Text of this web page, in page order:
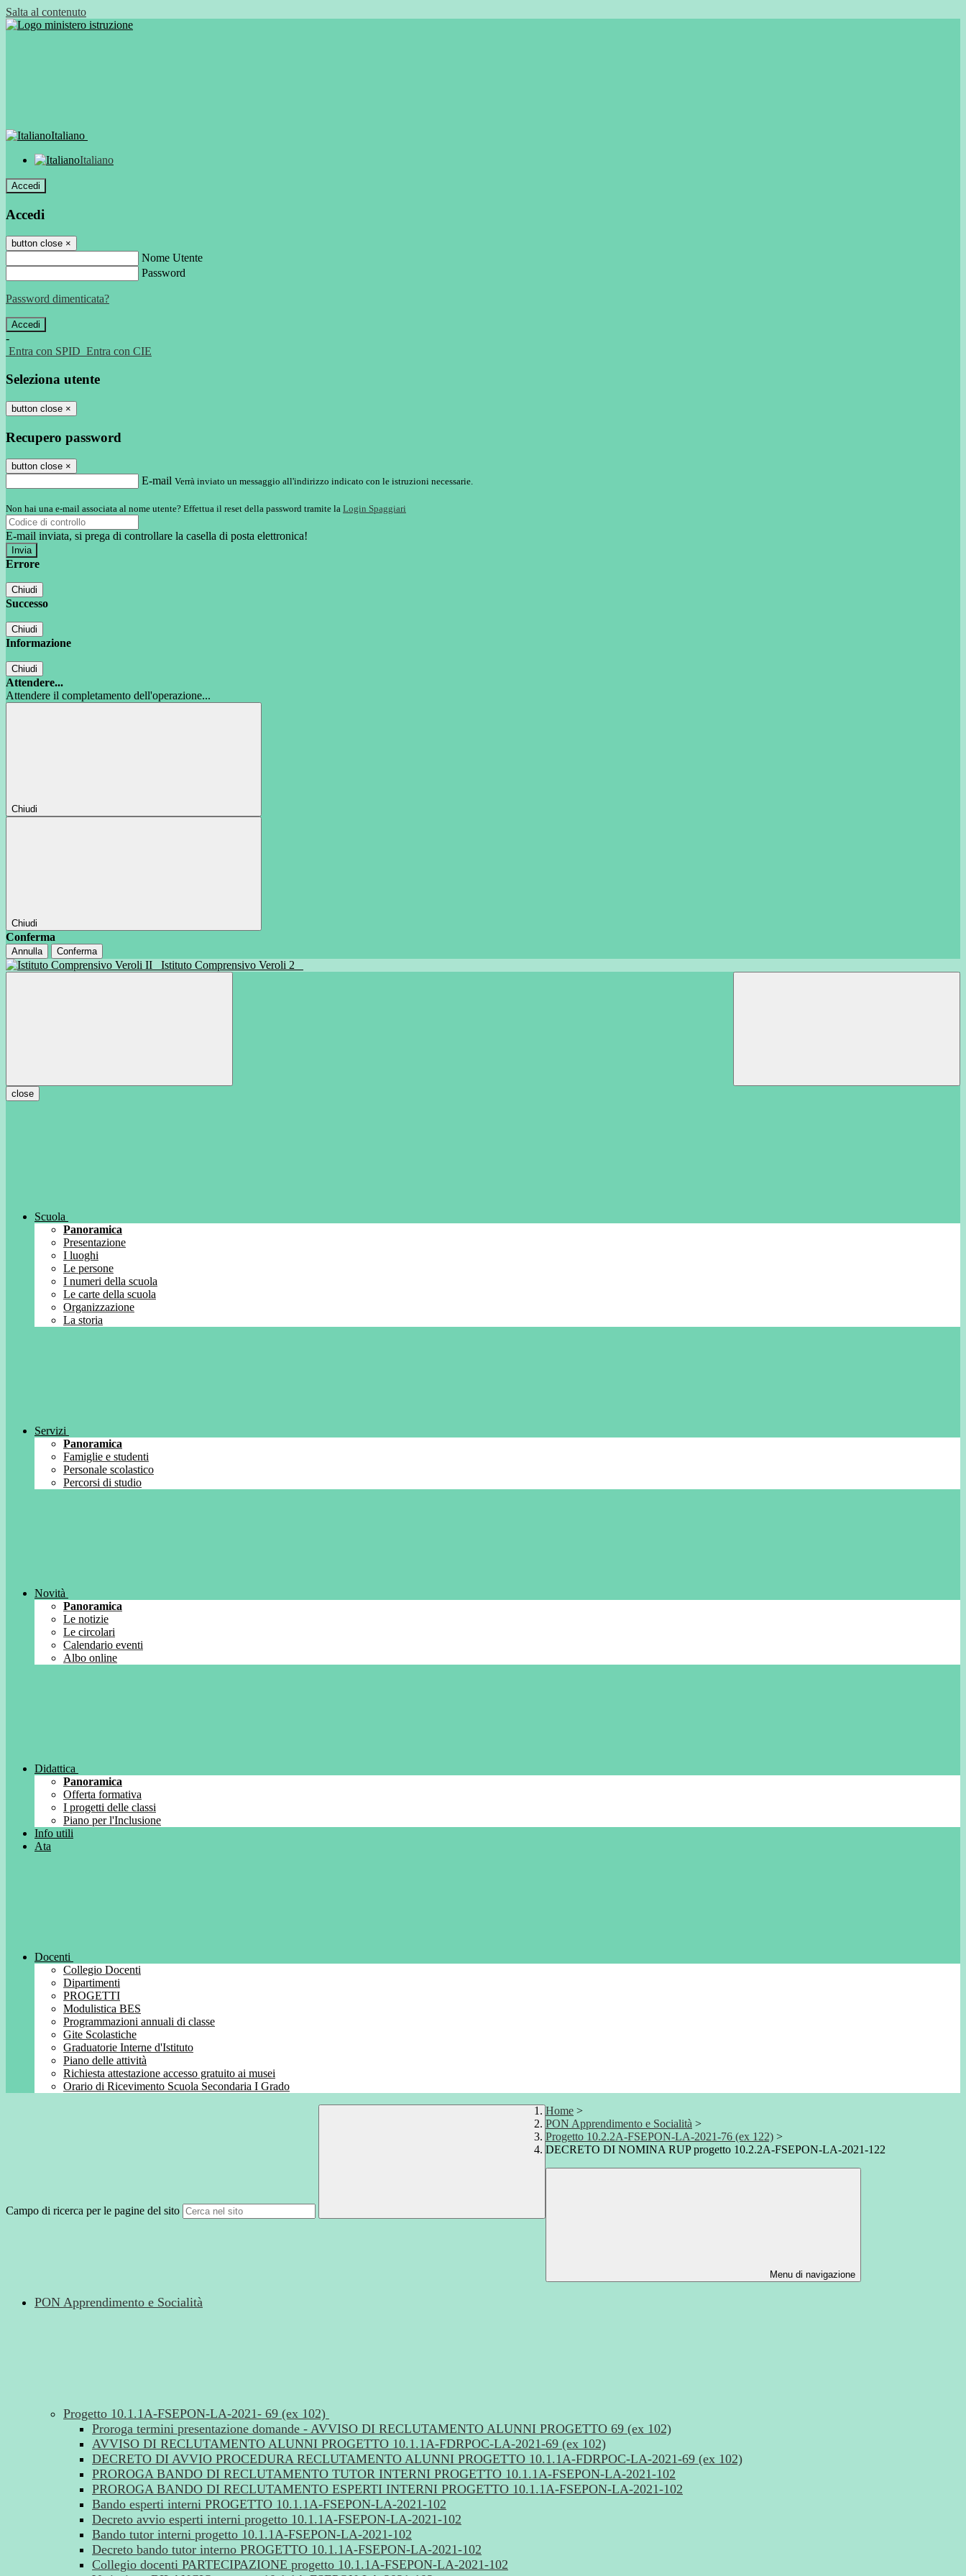
Salta al contenuto
Italiano
Italiano
Accedi
Accedi
button close ×
Nome Utente
Password
Password dimenticata?
-
Entra con SPID Entra con CIE
Seleziona utente
button close ×
Recupero password
button close ×
E-mail Verrà inviato un messaggio all'indirizzo indicato con le istruzioni necessarie.
Non hai una e-mail associata al nome utente? Effettua il reset della password tramite la Login Spaggiari
E-mail inviata, si prega di controllare la casella di posta elettronica!
Errore
Chiudi
Successo
Chiudi
Informazione
Chiudi
Attendere...
Attendere il completamento dell'operazione...
Chiudi
Chiudi
Conferma
Annulla Conferma
Istituto Comprensivo Veroli 2
close
Scuola
Panoramica
Presentazione
I luoghi
Le persone
I numeri della scuola
Le carte della scuola
Organizzazione
La storia
Servizi
Panoramica
Famiglie e studenti
Personale scolastico
Percorsi di studio
Novità
Panoramica
Le notizie
Le circolari
Calendario eventi
Albo online
Didattica
Panoramica
Offerta formativa
I progetti delle classi
Piano per l'Inclusione
Info utili
Ata
Docenti
Collegio Docenti
Dipartimenti
PROGETTI
Modulistica BES
Programmazioni annuali di classe
Gite Scolastiche
Graduatorie Interne d'Istituto
Piano delle attività
Richiesta attestazione accesso gratuito ai musei
Orario di Ricevimento Scuola Secondaria I Grado
Campo di ricerca per le pagine del sito
Home >
PON Apprendimento e Socialità >
Progetto 10.2.2A-FSEPON-LA-2021-76 (ex 122) >
DECRETO DI NOMINA RUP progetto 10.2.2A-FSEPON-LA-2021-122
Menu di navigazione
PON Apprendimento e Socialità
Progetto 10.1.1A-FSEPON-LA-2021- 69 (ex 102)
Proroga termini presentazione domande - AVVISO DI RECLUTAMENTO ALUNNI PROGETTO 69 (ex 102)
AVVISO DI RECLUTAMENTO ALUNNI PROGETTO 10.1.1A-FDRPOC-LA-2021-69 (ex 102)
DECRETO DI AVVIO PROCEDURA RECLUTAMENTO ALUNNI PROGETTO 10.1.1A-FDRPOC-LA-2021-69 (ex 102)
PROROGA BANDO DI RECLUTAMENTO TUTOR INTERNI PROGETTO 10.1.1A-FSEPON-LA-2021-102
PROROGA BANDO DI RECLUTAMENTO ESPERTI INTERNI PROGETTO 10.1.1A-FSEPON-LA-2021-102
Bando esperti interni PROGETTO 10.1.1A-FSEPON-LA-2021-102
Decreto avvio esperti interni progetto 10.1.1A-FSEPON-LA-2021-102
Bando tutor interni progetto 10.1.1A-FSEPON-LA-2021-102
Decreto bando tutor interno PROGETTO 10.1.1A-FSEPON-LA-2021-102
Collegio docenti PARTECIPAZIONE progetto 10.1.1A-FSEPON-LA-2021-102